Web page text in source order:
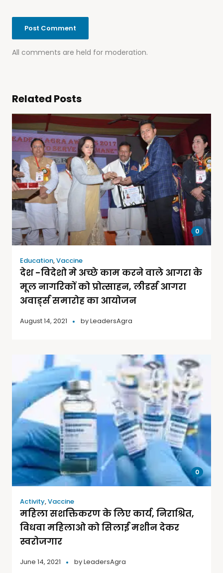
All comments are held for moderation.
Related Posts
0
Education,Vaccine
देश -विदेशो मे अच्छे काम करने वाले आगरा के
मूल नागरिकों को प्रोत्साहन, लीडर्स आगरा
अवार्ड्स समारोह का आयोजन
August 14, 2021 byLeadersAgra
0
Activity,Vaccine
महिला सशक्तिकरण के लिए कार्य, निराश्रित,
विधवा महिलाओ को सिलाई मशीन देकर
स्वरोजगार
June 14, 2021 byLeadersAgra